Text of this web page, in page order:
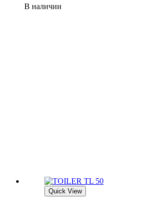
В наличии
Quick View